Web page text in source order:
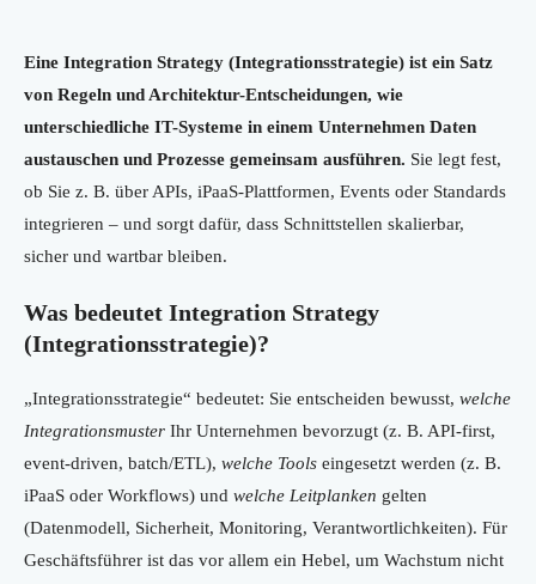
Eine Integration Strategy (Integrationsstrategie) ist ein Satz
von Regeln und Architektur-Entscheidungen, wie
unterschiedliche IT-Systeme in einem Unternehmen Daten
austauschen und Prozesse gemeinsam ausführen. Sie legt fest,
ob Sie z. B. über APIs, iPaaS-Plattformen, Events oder Standards
integrieren – und sorgt dafür, dass Schnittstellen skalierbar,
sicher und wartbar bleiben.
Was bedeutet Integration Strategy
(Integrationsstrategie)?
„Integrationsstrategie“ bedeutet: Sie entscheiden bewusst, welche
Integrationsmuster Ihr Unternehmen bevorzugt (z. B. API-first,
event-driven, batch/ETL), welche Tools eingesetzt werden (z. B.
iPaaS oder Workflows) und welche Leitplanken gelten
(Datenmodell, Sicherheit, Monitoring, Verantwortlichkeiten). Für
Geschäftsführer ist das vor allem ein Hebel, um Wachstum nicht